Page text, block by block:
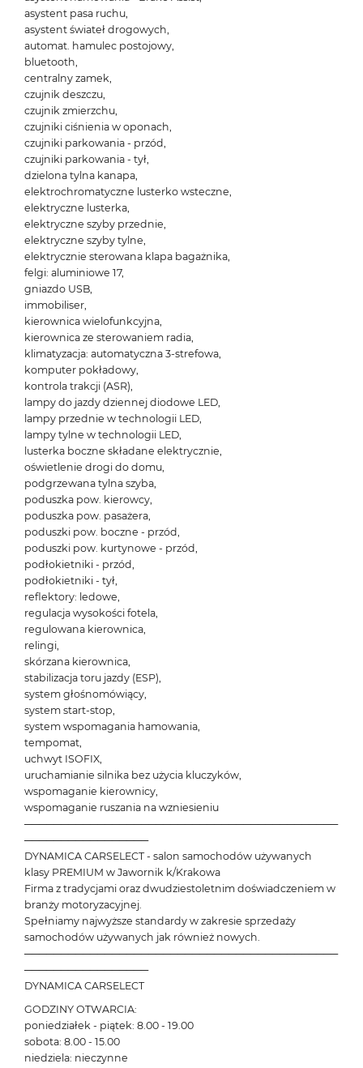
asystent pasa ruchu,
asystent świateł drogowych,
automat. hamulec postojowy,
bluetooth,
centralny zamek,
czujnik deszczu,
czujnik zmierzchu,
czujniki ciśnienia w oponach,
czujniki parkowania - przód,
czujniki parkowania - tył,
dzielona tylna kanapa,
elektrochromatyczne lusterko wsteczne,
elektryczne lusterka,
elektryczne szyby przednie,
elektryczne szyby tylne,
elektrycznie sterowana klapa bagażnika,
felgi: aluminiowe 17,
gniazdo USB,
immobiliser,
kierownica wielofunkcyjna,
kierownica ze sterowaniem radia,
klimatyzacja: automatyczna 3-strefowa,
komputer pokładowy,
kontrola trakcji (ASR),
lampy do jazdy dziennej diodowe LED,
lampy przednie w technologii LED,
lampy tylne w technologii LED,
lusterka boczne składane elektrycznie,
oświetlenie drogi do domu,
podgrzewana tylna szyba,
poduszka pow. kierowcy,
poduszka pow. pasażera,
poduszki pow. boczne - przód,
poduszki pow. kurtynowe - przód,
podłokietniki - przód,
podłokietniki - tył,
reflektory: ledowe,
regulacja wysokości fotela,
regulowana kierownica,
relingi,
skórzana kierownica,
stabilizacja toru jazdy (ESP),
system głośnomówiący,
system start-stop,
system wspomagania hamowania,
tempomat,
uchwyt ISOFIX,
uruchamianie silnika bez użycia kluczyków,
wspomaganie kierownicy,
wspomaganie ruszania na wzniesieniu
───────────────────────────────────────────
─────────────────
DYNAMICA CARSELECT - salon samochodów używanych
klasy PREMIUM w Jawornik k/Krakowa
Firma z tradycjami oraz dwudziestoletnim doświadczeniem w
branży motoryzacyjnej.
Spełniamy najwyższe standardy w zakresie sprzedaży
samochodów używanych jak również nowych.
───────────────────────────────────────────
─────────────────
DYNAMICA CARSELECT
GODZINY OTWARCIA:
poniedziałek - piątek: 8.00 - 19.00
sobota: 8.00 - 15.00
niedziela: nieczynne